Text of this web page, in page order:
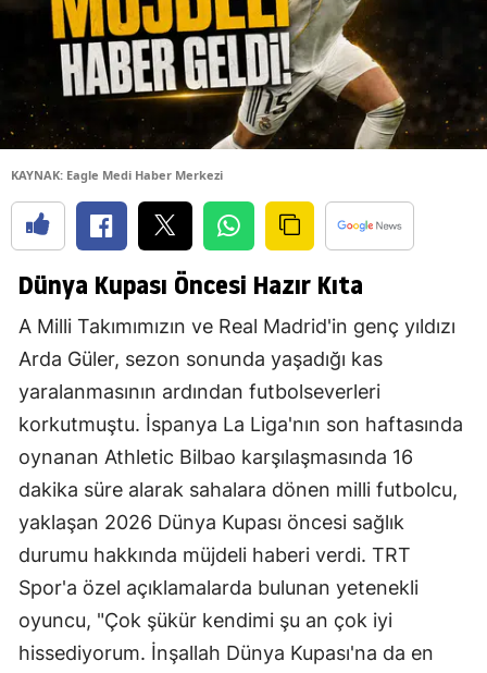
KAYNAK: Eagle Medi Haber Merkezi
Dünya Kupası Öncesi Hazır Kıta
A Milli Takımımızın ve Real Madrid'in genç yıldızı
Arda Güler, sezon sonunda yaşadığı kas
yaralanmasının ardından futbolseverleri
korkutmuştu. İspanya La Liga'nın son haftasında
oynanan Athletic Bilbao karşılaşmasında 16
dakika süre alarak sahalara dönen milli futbolcu,
yaklaşan 2026 Dünya Kupası öncesi sağlık
durumu hakkında müjdeli haberi verdi. TRT
Spor'a özel açıklamalarda bulunan yetenekli
oyuncu, "Çok şükür kendimi şu an çok iyi
hissediyorum. İnşallah Dünya Kupası'na da en